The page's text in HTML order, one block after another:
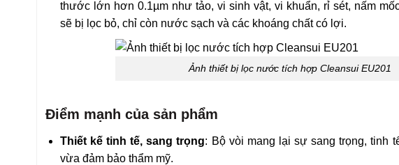
thước lớn hơn 0.1µm như tảo, vi sinh vật, vi khuẩn, rỉ sét, nấm
sẽ bị lọc bỏ, chỉ còn nước sạch và các khoáng chất có lợi.
Ảnh thiết bị lọc nước tích hợp Cleansui EU201
Điểm mạnh của sản phẩm
Thiết kế tinh tế, sang trọng: Bộ vòi mang lại sự sang trọng, tinh
vừa đảm bảo thẩm mỹ.